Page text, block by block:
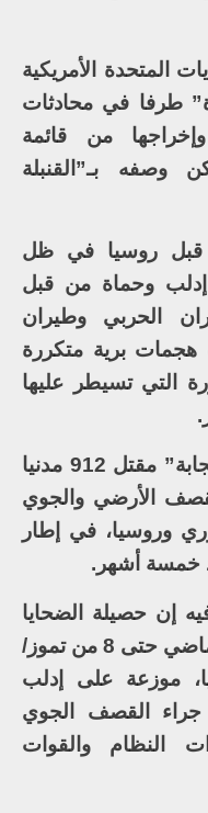
المتحدة الأمريكية
طرفا في محادثات
من قائمة
وصفه بـ”القنبلة
قبل روسيا في ظل
إدلب وحماة من قبل
الحربي وطيران
هجمات برية متكررة
التي تسيطر عليها
حيث وثق فريق “منسقو الاستجابة” مقتل 912 مدنيا
الأرضي والجوي
وروسيا، في إطار
خمسة أشهر.
إن حصيلة الضحايا
منذ مطلع شهر شباط/فبراير الماضي حتى 8 من تموز/
بلغت 912 مدنيا، موزعة على إدلب
جراء القصف الجوي
النظام والقوات